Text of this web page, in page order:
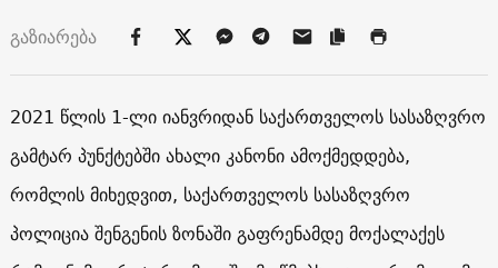
გაზიარება
2021 წლის 1-ლი იანვრიდან საქართველოს სასაზღვრო
გამტარ პუნქტებში ახალი კანონი ამოქმედდება,
რომლის მიხედვით, საქართველოს სასაზღვრო
პოლიცია შენგენის ზონაში გაფრენამდე მოქალაქეს